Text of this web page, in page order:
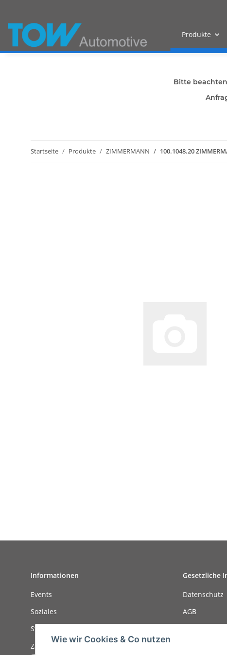
Produkte
Bitte
Startseite Produkte ZIMMERMANN 100.1048.20
Informationen
Events
Soziales
Stellenanzeigen
Zahlungsmöglichkeiten
Gesetzliche
Datenschutz
AGB
Wie wir Cookies & Co nutzen